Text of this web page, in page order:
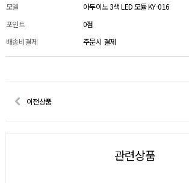
모델
아두이노 3색 LED 모듈 KY-016
포인트
0점
배송비결제
주문시 결제
이전상품
관련상품